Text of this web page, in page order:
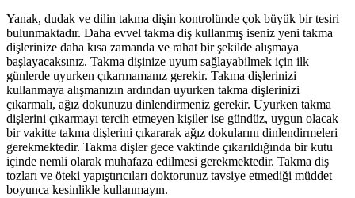
Yanak, dudak ve dilin takma dişin kontrolünde çok büyük bir tesiri
bulunmaktadır. Daha evvel takma diş kullanmış iseniz yeni takma
dişlerinize daha kısa zamanda ve rahat bir şekilde alışmaya
başlayacaksınız. Takma dişinize uyum sağlayabilmek için ilk
günlerde uyurken çıkarmamanız gerekir. Takma dişlerinizi
kullanmaya alışmanızın ardından uyurken takma dişlerinizi
çıkarmalı, ağız dokunuzu dinlendirmeniz gerekir. Uyurken takma
dişlerini çıkarmayı tercih etmeyen kişiler ise gündüz, uygun olacak
bir vakitte takma dişlerini çıkararak ağız dokularını dinlendirmeleri
gerekmektedir. Takma dişler gece vaktinde çıkarıldığında bir kutu
içinde nemli olarak muhafaza edilmesi gerekmektedir. Takma diş
tozları ve öteki yapıştırıcıları doktorunuz tavsiye etmediği müddet
boyunca kesinlikle kullanmayın.